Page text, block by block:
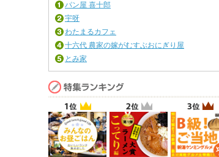
パン屋 喜十郎
宇呀
わたまるカフェ
十六代 農家の嫁がむすぶおにぎり屋
とみ家